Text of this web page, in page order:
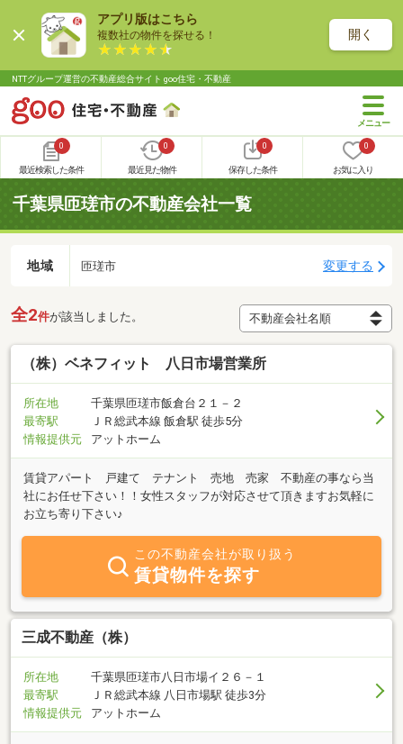
アプリ版はこちら
複数社の物件を探せる！ 開く
NTTグループ運営の不動産総合サイト goo住宅・不動産
0
最近検索した条件
0
最近見た物件
0
保存した条件
0
お気に入り
千葉県匝瑳市の不動産会社一覧
地域 匝瑳市 変更する
全2件が該当しました。
（株）ベネフィット 八日市場営業所
所在地
千葉県匝瑳市飯倉台２１－２
最寄駅
ＪＲ総武本線 飯倉駅 徒歩5分
情報提供元
アットホーム
賃貸アパート 戸建て テナント 売地 売家 不動産の事なら当
社にお任せ下さい！！女性スタッフが対応させて頂きますお気軽に
お立ち寄り下さい♪
この不動産会社が取り扱う
賃貸物件を探す
三成不動産（株）
所在地
千葉県匝瑳市八日市場イ２６－１
最寄駅
ＪＲ総武本線 八日市場駅 徒歩3分
情報提供元
アットホーム